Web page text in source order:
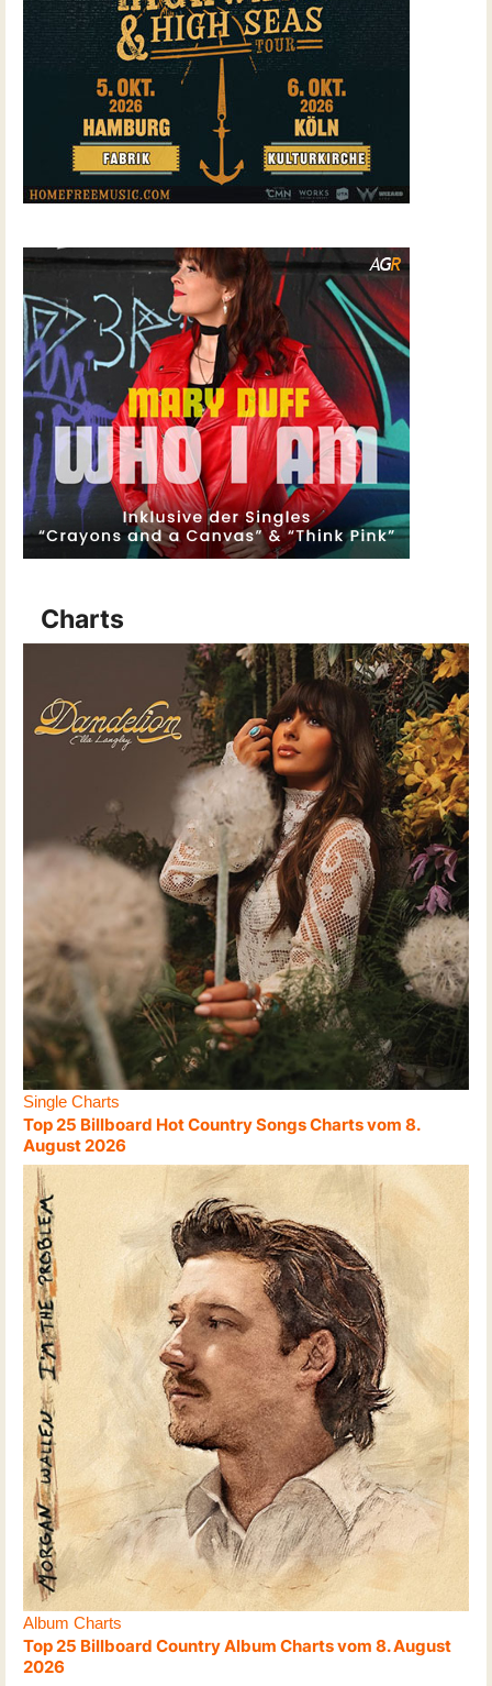
Charts
Single Charts
Top 25 Billboard Hot Country Songs Charts vom 8.
August 2026
Album Charts
Top 25 Billboard Country Album Charts vom 8. August
2026